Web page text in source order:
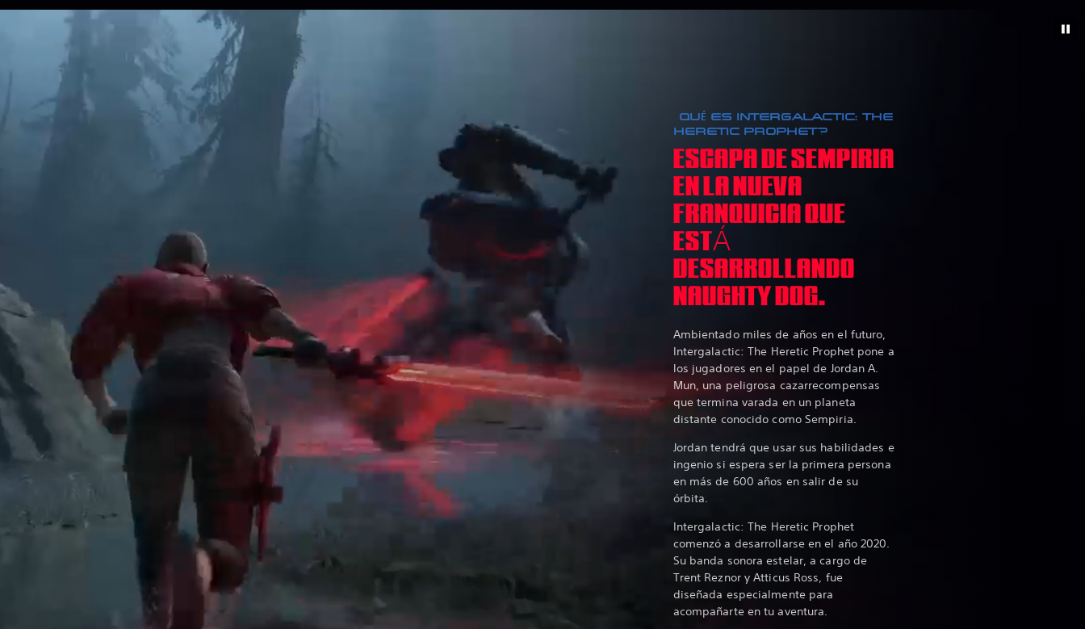
¿QUÉ ES INTERGALACTIC: THE
HERETIC PROPHET?
ESCAPA DE SEMPIRIA
EN LA NUEVA
FRANQUICIA QUE
ESTÁ
DESARROLLANDO
NAUGHTY DOG.
Ambientado miles de años en el futuro,
Intergalactic: The Heretic Prophet pone a
los jugadores en el papel de Jordan A.
Mun, una peligrosa cazarrecompensas
que termina varada en un planeta
distante conocido como Sempiria.
Jordan tendrá que usar sus habilidades e
ingenio si espera ser la primera persona
en más de 600 años en salir de su
órbita.
Intergalactic: The Heretic Prophet
comenzó a desarrollarse en el año 2020.
Su banda sonora estelar, a cargo de
Trent Reznor y Atticus Ross, fue
diseñada especialmente para
acompañarte en tu aventura.